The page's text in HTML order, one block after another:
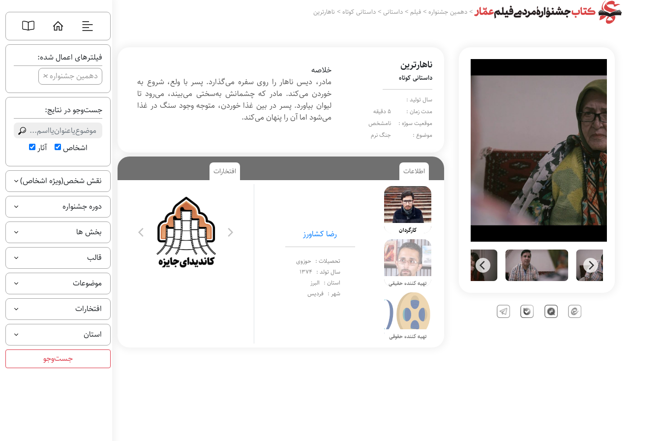
فیلترهای اعمال شده:
دهمین جشنواره+
جست‌وجو در نتایج:
اشخاص آثار
نقش شخص(ویژه اشخاص)
دوره جشنواره
بخش ها
قالب
موضوعات
افتخارات
استان
>دهمین جشنواره >فیلم >داستانی >داستانی کوتاه > ناهارترین
ناهارترین
داستانی کوتاه
سال تولید :
مدت زمان :
5 دقیقه
موقعیت سوژه :
نامشخص
موضوع :
جنگ نرم
خلاصه
مادر، دیس ناهار را روی سفره می‌گذارد. پسر با ولع، شروع به
خوردن می‌کند. مادر که چشمانش به‌سختی می‌بیند، می‌رود تا
لیوان بیاورد. پسر در بین غذا خوردن، متوجه وجود سنگ در غذا
می‌شود اما آن را پنهان می‌کند.
اطلاعات افتخارات
کارگردان
تهیه کننده حقیقی
تهیه کننده حقوقی
رضا کشاورز
تحصیلات : حوزوی
سال تولد : 1374
استان : البرز
شهر : فردیس